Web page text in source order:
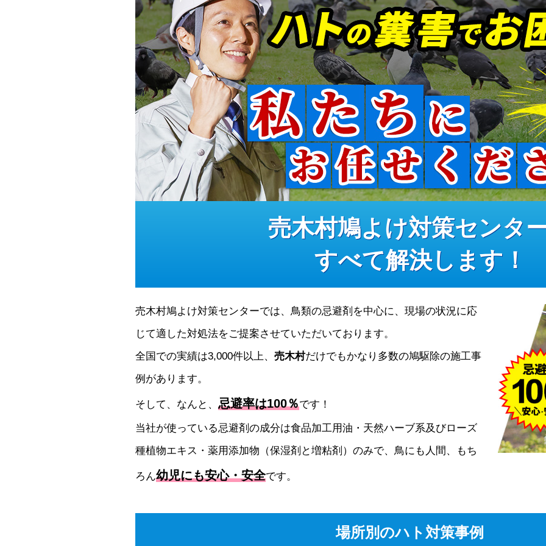
売木村鳩よけ対策センタ
すべて解決します！
売木村鳩よけ対策センターでは、鳥類の忌避剤を中心に、現場の状況に応
じて適した対処法をご提案させていただいております。
全国での実績は3,000件以上、 売木村だけでもかなり多数の鳩駆除の施工事
例があります。
そして、なんと、 忌避率は100％です！
当社が使っている忌避剤の成分は食品加工用油・天然ハーブ系及びローズ
種植物エキス・薬用添加物（保湿剤と増粘剤）のみで、鳥にも人間、もち
ろん幼児にも安心・安全です。
場所別のハト対策事例